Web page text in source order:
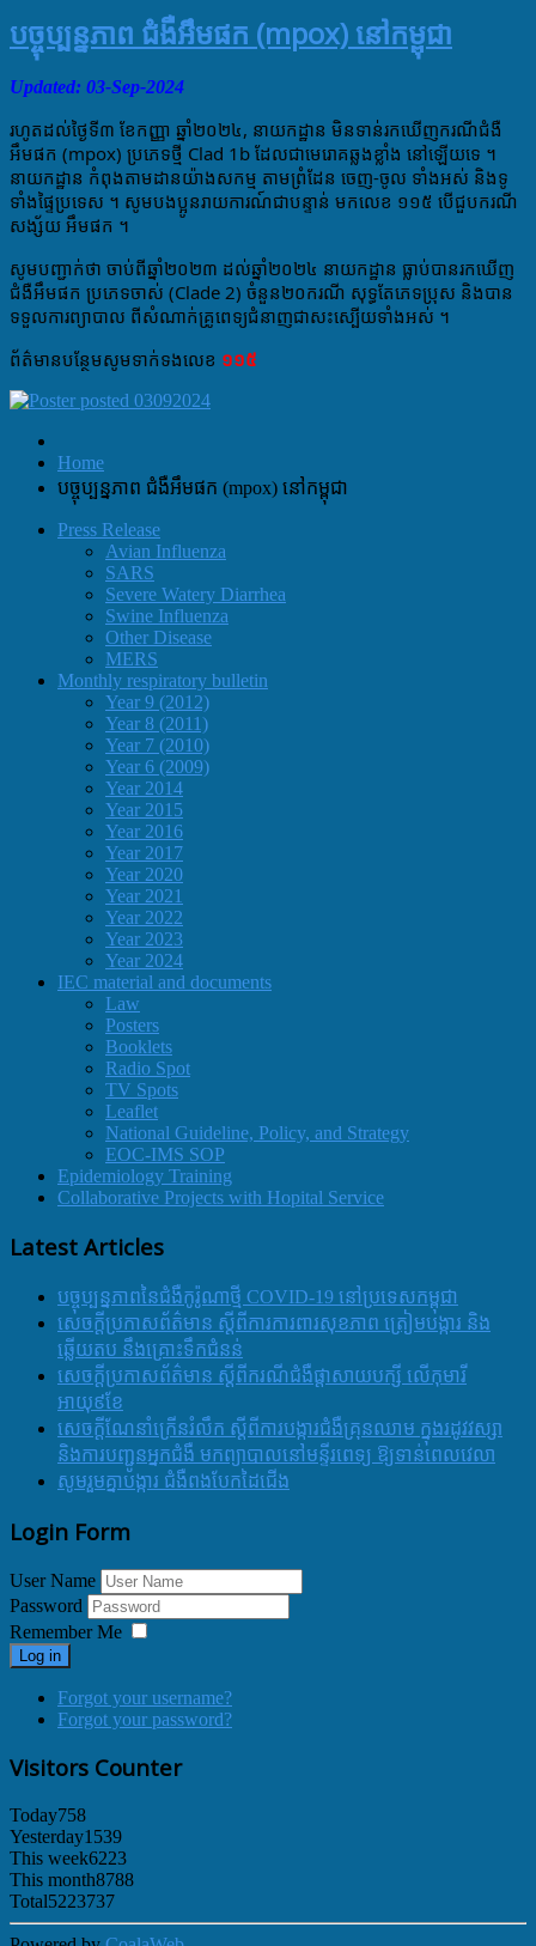
បច្ចុប្បន្នភាព ជំងឺអឹមផក​ (mpox) នៅកម្ពុជា
Updated: 03-Sep-2024
រហូតដល់ថ្ងៃទី៣ ខែកញ្ញា​ ឆ្នាំ២០២៤​,​ នាយកដ្ឋាន​ មិនទាន់រកឃេីញករណីជំងឺ​
អឹមផក​ (mpox) ប្រភេទថ្មី​ Clad 1b ដែលជាមេរោគឆ្លងខ្លាំង នៅឡេីយទេ​ ។
នាយកដ្ឋាន កំពុងតាមដានយ៉ាងសកម្ម តាមព្រំដែន​ ចេញ-ចូល​ ទាំងអស់​ និងទូ
ទាំងផ្ទៃប្រទេស​ ។ សូមបងប្អូនរាយការណ៍ជាបន្ទាន់ មកលេខ​ ១១៥​ បេីជួបករណី
សង្ស័យ​ អឹមផក​ ។
សូមបញ្ជាក់ថា ចាប់ពីឆ្នាំ២០២៣​ ដល់​ឆ្នាំ២០២៤​ នាយកដ្ឋាន ធ្លាប់បានរកឃេីញ
ជំងឺអឹមផក ប្រភេទចាស់​ (Clade 2) ចំនួន២០​ករណី​ សុទ្ធតែភេទប្រុស​ និងបាន
ទទួលការព្យាបាល ពីសំណាក់គ្រូពេទ្យជំនាញជាសះស្បេីយទាំងអស់​ ។
ព័ត៌មាន​បន្ថែម​សូម​ទាក់ទង​លេខ​ ១១៥
Home
បច្ចុប្បន្នភាព ជំងឺអឹមផក​ (mpox) នៅកម្ពុជា
Press Release
Avian Influenza
SARS
Severe Watery Diarrhea
Swine Influenza
Other Disease
MERS
Monthly respiratory bulletin
Year 9 (2012)
Year 8 (2011)
Year 7 (2010)
Year 6 (2009)
Year 2014
Year 2015
Year 2016
Year 2017
Year 2020
Year 2021
Year 2022
Year 2023
Year 2024
IEC material and documents
Law
Posters
Booklets
Radio Spot
TV Spots
Leaflet
National Guideline, Policy, and Strategy
EOC-IMS SOP
Epidemiology Training
Collaborative Projects with Hopital Service
Latest Articles
បច្ចុប្បន្នភាពនៃជំងឺកូរ៉ូណាថ្មី COVID-19 នៅប្រទេសកម្ពុជា
សេចក្តីប្រកាសព័ត៌មាន ស្តីពីការការពារសុខភាព ត្រៀមបង្ការ និង
ឆ្លើយតប នឹងគ្រោះទឹកជំនន់
សេចក្តីប្រកាសព័ត៌មាន ស្តីពីករណីជំងឺផ្តាសាយបក្សី លើកុមារី
អាយុ៩ខែ
សេចក្ដីណែនាំក្រើនរំលឹក ស្ដីពីការបង្ការជំងឺគ្រុនឈាម ក្នុងរដូវវស្សា
និងការបញ្ជូនអ្នកជំងឺ មកព្យាបាលនៅមន្ទីរពេទ្យ ឱ្យទាន់ពេលវេលា
សូមរួមគ្នាបង្ការ ជំងឺពងបែកដៃជើង
Login Form
User Name
Password
Remember Me
Log in
Forgot your username?
Forgot your password?
Visitors Counter
Today758
Yesterday1539
This week6223
This month8788
Total5223737